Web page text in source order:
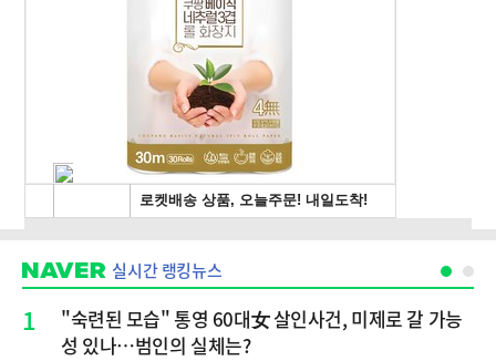
실시간 랭킹뉴스
1
"숙련된 모습" 통영 60대女 살인사건, 미제로 갈 가능
성 있나…범인의 실체는?